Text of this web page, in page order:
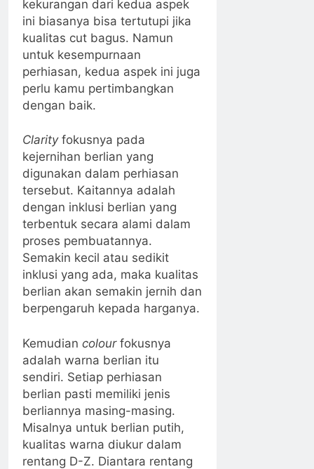
kekurangan dari kedua aspek
ini biasanya bisa tertutupi jika
kualitas cut bagus. Namun
untuk kesempurnaan
perhiasan, kedua aspek ini juga
perlu kamu pertimbangkan
dengan baik.
Clarityfokusnya pada
kejernihan berlian yang
digunakan dalam perhiasan
tersebut. Kaitannya adalah
dengan inklusi berlian yang
terbentuk secara alami dalam
proses pembuatannya.
Semakin kecil atau sedikit
inklusi yang ada, maka kualitas
berlian akan semakin jernih dan
berpengaruh kepada harganya.
Kemudian colourfokusnya
adalah warna berlian itu
sendiri. Setiap perhiasan
berlian pasti memiliki jenis
berliannya masing-masing.
Misalnya untuk berlian putih,
kualitas warna diukur dalam
rentang D-Z. Diantara rentang